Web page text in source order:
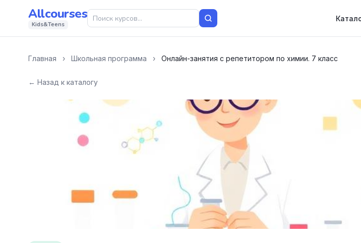
Allcourses
Kids&Teens
Главная › Школьная программа › Онлайн-занятия с репетитором по химии. 7 класс
← Назад к каталогу